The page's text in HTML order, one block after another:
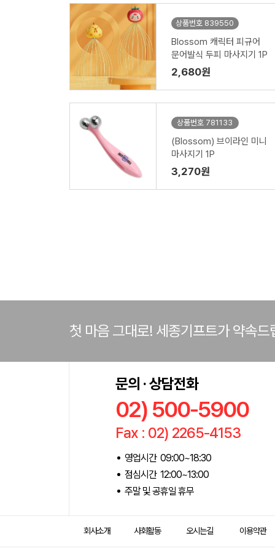
상품번호 839550
Blossom 캐릭터 피규어
문어발식 두피 마사지기 1P
2,680원
상품번호 781133
(Blossom) 브이라인 미니
마사지기 1P
3,270원
첫 마음 그대로! 세종기프트가 약속드
문의 · 상담전화
02) 500-5900
Fax : 02) 2265-4153
영업시간 09:00~18:30
점심시간 12:00~13:00
주말 및 공휴일 휴무
회사소개 사회활동 오시는길 이용약관